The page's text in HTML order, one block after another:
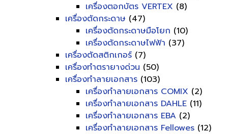
เครื่องตอกบัตร VERTEX (8)
เครื่องตัดกระดาษ (47)
เครื่องตัดกระดาษมือโยก (10)
เครื่องตัดกระดาษไฟฟ้า (37)
เครื่องตัดสติกเกอร์ (7)
เครื่องทำตรายางด่วน (50)
เครื่องทำลายเอกสาร (103)
เครื่องทำลายเอกสาร COMIX (2)
เครื่องทำลายเอกสาร DAHLE (11)
เครื่องทำลายเอกสาร EBA (2)
เครื่องทำลายเอกสาร Fellowes (12)